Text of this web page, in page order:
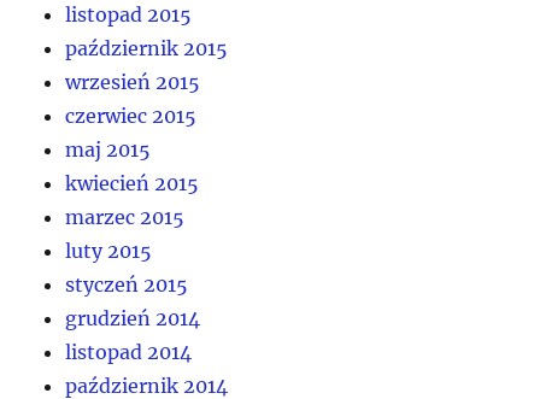
listopad 2015
październik 2015
wrzesień 2015
czerwiec 2015
maj 2015
kwiecień 2015
marzec 2015
luty 2015
styczeń 2015
grudzień 2014
listopad 2014
październik 2014